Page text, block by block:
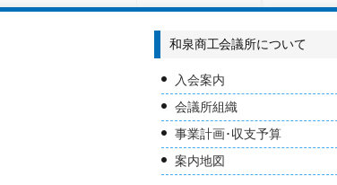
和泉商工会議所について
入会案内
会議所組織
事業計画･収支予算
案内地図